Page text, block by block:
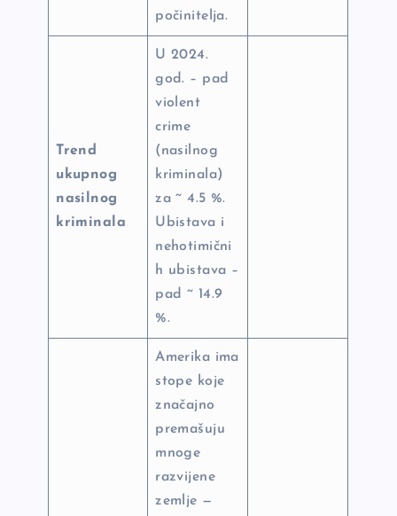
počinitelja.
Trend
ukupnog
nasilnog
kriminala
U 2024.
god. – pad
violent
crime
(nasilnog
kriminala)
za ~ 4.5 %.
Ubistava i
nehotimični
h ubistava –
pad ~ 14.9
%.
Amerika ima
stope koje
značajno
premašuju
mnoge
razvijene
zemlje —